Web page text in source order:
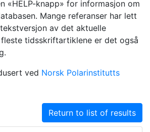
«HELP-knapp» for informasjon om
Mange referanser har lett
av det aktuelle
tidsskriftartiklene er det også
ved Norsk Polarinstitutts
Return to list of results